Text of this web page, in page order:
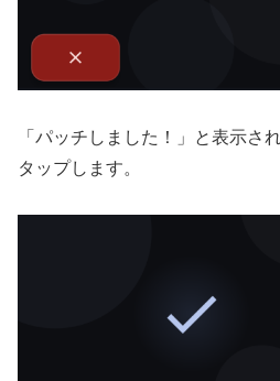
「パッチしました！」と表示さ
タップします。